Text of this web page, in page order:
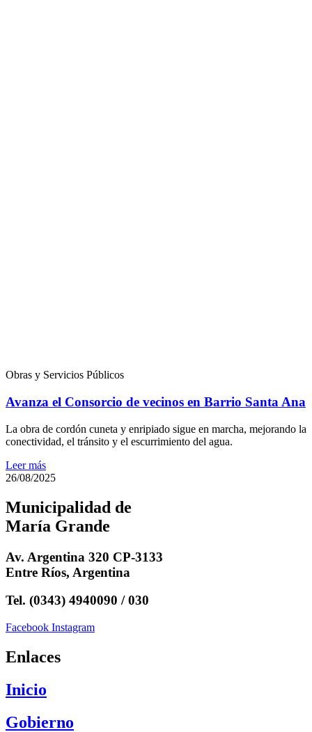
Obras y Servicios Públicos
Avanza el Consorcio de vecinos en Barrio Santa Ana
La obra de cordón cuneta y enripiado sigue en marcha, mejorando la
conectividad, el tránsito y el escurrimiento del agua.
Leer más
26/08/2025
Municipalidad de
María Grande
Av. Argentina 320 CP-3133
Entre Ríos, Argentina
Tel. (0343) 4940090 / 030
Facebook Instagram
Enlaces
Inicio
Gobierno